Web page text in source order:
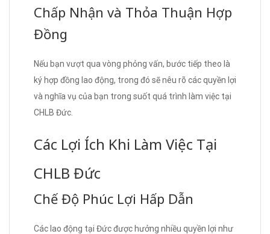
Chấp Nhận và Thỏa Thuận Hợp
Đồng
Nếu bạn vượt qua vòng phỏng vấn, bước tiếp theo là
ký hợp đồng lao động, trong đó sẽ nêu rõ các quyền lợi
và nghĩa vụ của bạn trong suốt quá trình làm việc tại
CHLB Đức.
Các Lợi Ích Khi Làm Việc Tại
CHLB Đức
Chế Độ Phúc Lợi Hấp Dẫn
Các lao động tại Đức được hưởng nhiều quyền lợi như